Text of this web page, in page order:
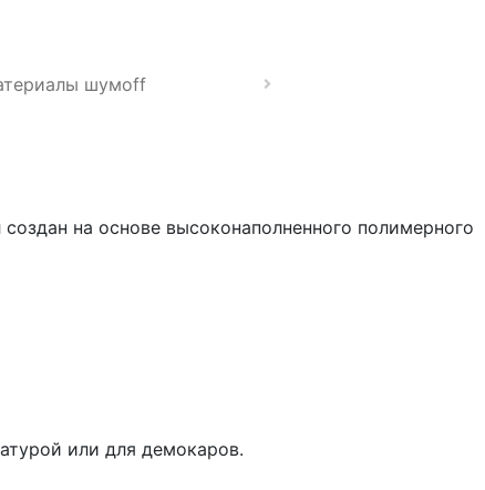
шумoff
на основе высоконаполненного полимерного
или для демокаров.